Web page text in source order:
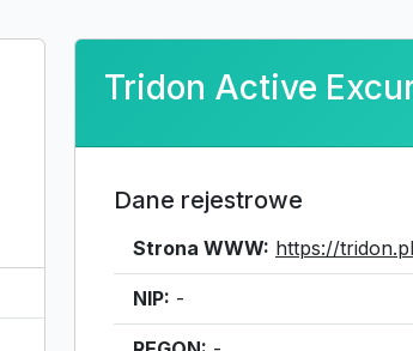
Tridon Active
Dane rejestrowe
Strona WWW: https://
NIP: -